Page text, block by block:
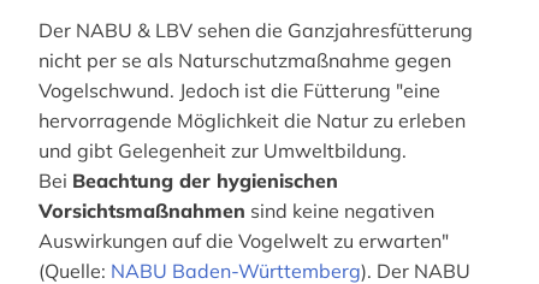
Der NABU & LBV sehen die Ganzjahresfütterung
nicht per se als Naturschutzmaßnahme gegen
Vogelschwund. Jedoch ist die Fütterung "eine
hervorragende Möglichkeit die Natur zu erleben
und gibt Gelegenheit zur Umweltbildung.
Bei Beachtung der hygienischen
Vorsichtsmaßnahmen sind keine negativen
Auswirkungen auf die Vogelwelt zu erwarten"
(Quelle: NABU Baden-Württemberg). Der NABU